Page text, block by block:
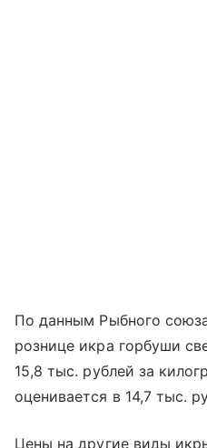
По данным Рыбного
рознице икра горбуши
15,8 тыс. рублей за
оценивается в 14,7 тыс.
Цены на другие виды